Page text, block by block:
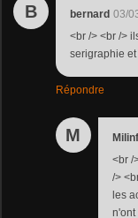
B bernard 03/
<br /> <br />
serigraphie
Répondre
M
<br /
/>
les
n'ont